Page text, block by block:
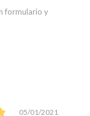
formulario y
05/01/2021